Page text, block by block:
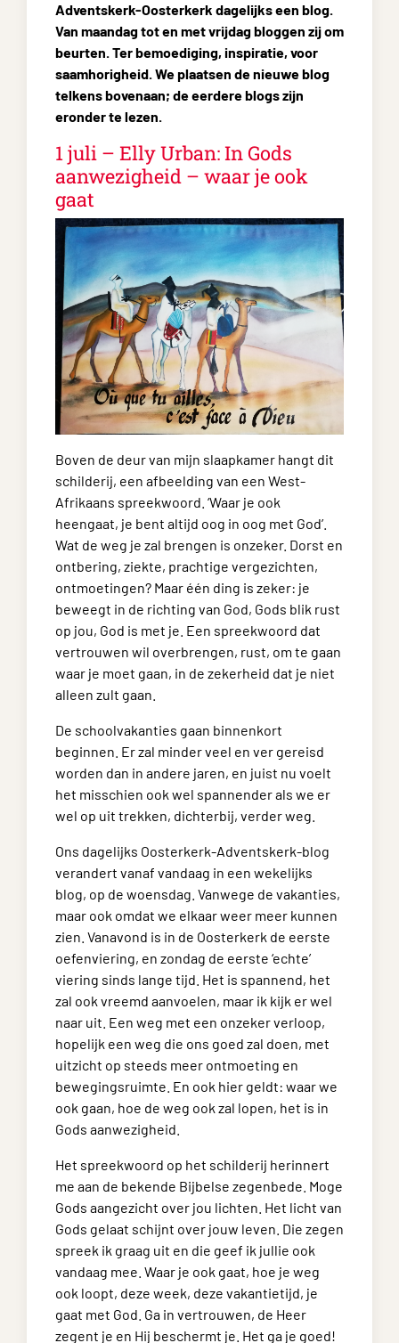
Adventskerk-Oosterkerk dagelijks een blog.
Van maandag tot en met vrijdag bloggen zij om
beurten. Ter bemoediging, inspiratie, voor
saamhorigheid. We plaatsen de nieuwe blog
telkens bovenaan; de eerdere blogs zijn
eronder te lezen.
1 juli – Elly Urban:In Gods
aanwezigheid – waar je ook
gaat
Boven de deur van mijn slaapkamer hangt dit
schilderij, een afbeelding van een West-
Afrikaans spreekwoord. ‘Waar je ook
heengaat, je bent altijd oog in oog met God’.
Wat de weg je zal brengen is onzeker. Dorst en
ontbering, ziekte, prachtige vergezichten,
ontmoetingen? Maar één ding is zeker: je
beweegt in de richting van God, Gods blik rust
op jou, God is met je. Een spreekwoord dat
vertrouwen wil overbrengen, rust, om te gaan
waar je moet gaan, in de zekerheid dat je niet
alleen zult gaan.
De schoolvakanties gaan binnenkort
beginnen. Er zal minder veel en ver gereisd
worden dan in andere jaren, en juist nu voelt
het misschien ook wel spannender als we er
wel op uit trekken, dichterbij, verder weg.
Ons dagelijks Oosterkerk-Adventskerk-blog
verandert vanaf vandaag in een wekelijks
blog, op de woensdag. Vanwege de vakanties,
maar ook omdat we elkaar weer meer kunnen
zien. Vanavond is in de Oosterkerk de eerste
oefenviering, en zondag de eerste ‘echte’
viering sinds lange tijd. Het is spannend, het
zal ook vreemd aanvoelen, maar ik kijk er wel
naar uit. Een weg met een onzeker verloop,
hopelijk een weg die ons goed zal doen, met
uitzicht op steeds meer ontmoeting en
bewegingsruimte. En ook hier geldt: waar we
ook gaan, hoe de weg ook zal lopen, het is in
Gods aanwezigheid.
Het spreekwoord op het schilderij herinnert
me aan de bekende Bijbelse zegenbede. Moge
Gods aangezicht over jou lichten. Het licht van
Gods gelaat schijnt over jouw leven. Die zegen
spreek ik graag uit en die geef ik jullie ook
vandaag mee. Waar je ook gaat, hoe je weg
ook loopt, deze week, deze vakantietijd, je
gaat met God. Ga in vertrouwen, de Heer
zegent je en Hij beschermt je. Het ga je goed!